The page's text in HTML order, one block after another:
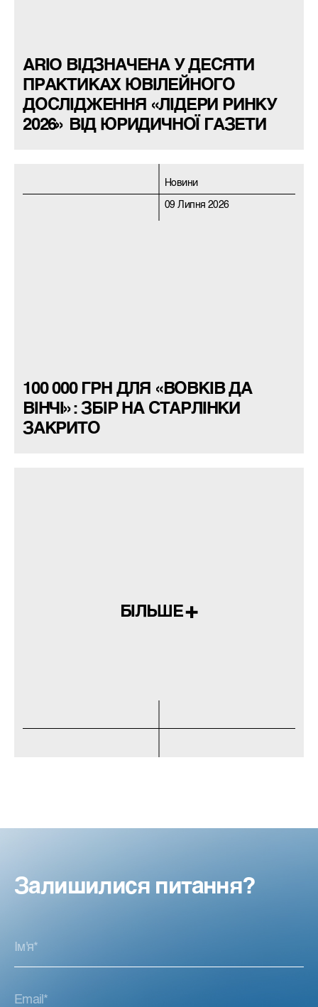
ARIO ВІДЗНАЧЕНА У ДЕСЯТИ
ПРАКТИКАХ ЮВІЛЕЙНОГО
ДОСЛІДЖЕННЯ «ЛІДЕРИ РИНКУ
2026» ВІД ЮРИДИЧНОЇ ГАЗЕТИ
Новини
09 Липня 2026
100 000 ГРН ДЛЯ «ВОВКІВ ДА
ВІНЧІ»: ЗБІР НА СТАРЛІНКИ
ЗАКРИТО
БІЛЬШЕ
Залишилися питання?